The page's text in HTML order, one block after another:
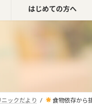
はじめての方へ
ニックだより 食物依存から